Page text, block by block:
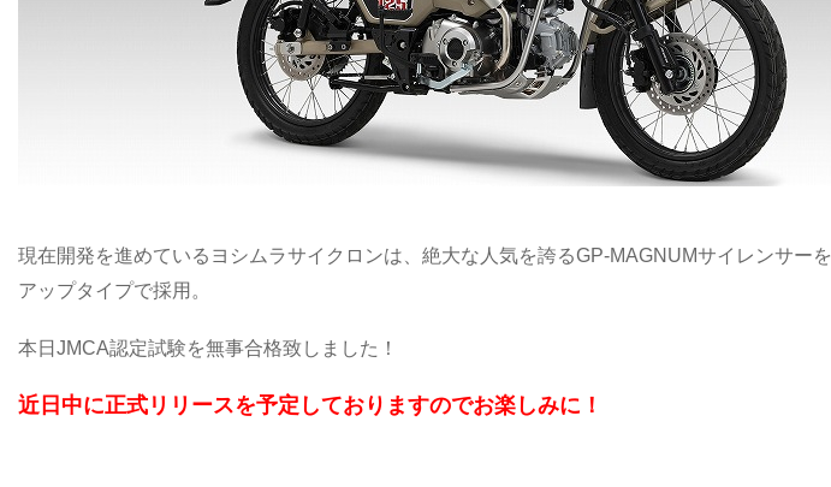
現在開発を進めているヨシムラサイクロンは、絶大な人気を誇るGP-MAGNUMサイレンサーを
アップタイプで採用。
本日JMCA認定試験を無事合格致しました！
近日中に正式リリースを予定しておりますのでお楽しみに！